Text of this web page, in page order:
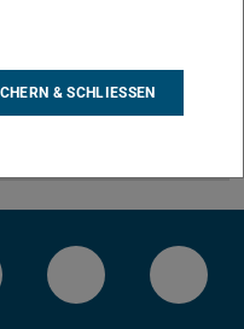
Darmstadt
der TU
Kanal der TU
Facebook-
& SCHLIESSEN